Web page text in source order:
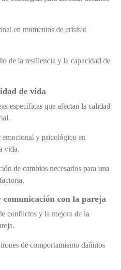
en momentos de crisis o
de la resiliencia y la capacidad de
de vida
específicas que afectan la calidad
emocional y psicológico en
vida.
de cambios necesarios para una
con la pareja
conflictos y la mejora de la
de comportamiento dañinos